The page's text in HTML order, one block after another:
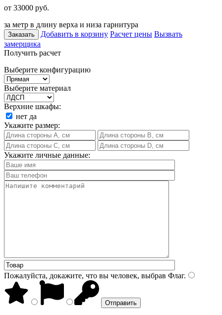
от 33000 руб.
за метр в длину верха и низа гарнитура
Заказать Добавить в корзину Расчет цены Вызвать
замерщика
Получить расчет
Выберите конфигурацию
Выберите материал
Верхние шкафы:
нет да
Укажите размер:
Укажите личные данные:
Пожалуйста, докажите, что вы человек, выбрав Флаг.